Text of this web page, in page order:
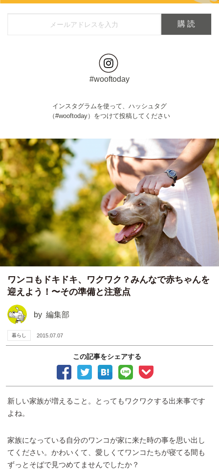
#wooftoday
インスタグラムを使って、ハッシュタグ
（#wooftoday）をつけて投稿してください
ワンコもドキドキ、ワクワク？みんなで赤ちゃんを
迎えよう！〜その準備と注意点
by 編集部
暮らし 2015.07.07
この記事をシェアする
新しい家族が増えること。とってもワクワクする出来事です
よね。
家族になっている自分のワンコが家に来た時の事を思い出し
てください。かわいくて、愛しくてワンコたちが寝てる間も
ずっとそばで見つめてませんでしたか？